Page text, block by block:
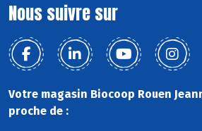
Nous suivre sur
Votre magasin Biocoop Rouen
proche de :